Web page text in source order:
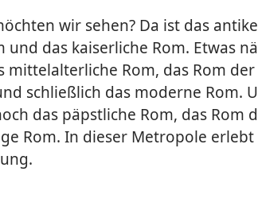
wir sehen? Da ist das
und das kaiserliche Rom. Etwas
Rom, das Rom der
schließlich das moderne Rom.
das päpstliche Rom, das Rom
Rom. In dieser Metropole